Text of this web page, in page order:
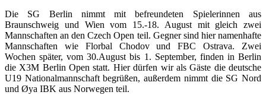
Die SG Berlin nimmt mit befreundeten Spielerinnen aus
Braunschweig und Wien vom 15.-18. August mit gleich zwei
Mannschaften an den Czech Open teil. Gegner sind hier namenhafte
Mannschaften wie Florbal Chodov und FBC Ostrava. Zwei
Wochen später, vom 30.August bis 1. September, finden in Berlin
die X3M Berlin Open statt. Hier dürfen wir als Gäste die deutsche
U19 Nationalmannschaft begrüßen, außerdem nimmt die SG Nord
und Øya IBK aus Norwegen teil.